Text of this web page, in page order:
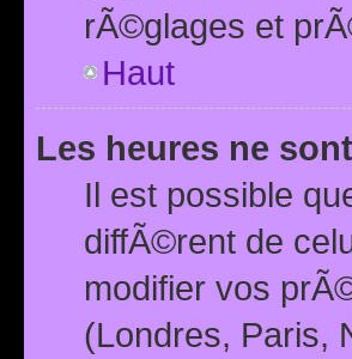
rÃ©glages et
Haut
Les heures ne
Il est possible
diffÃ©rent de
modifier vos
(Londres, Paris,